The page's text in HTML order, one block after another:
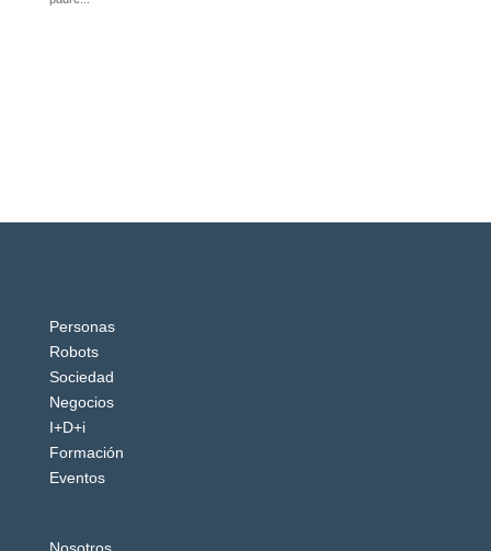
Personas
Robots
Sociedad
Negocios
I+D+i
Formación
Eventos